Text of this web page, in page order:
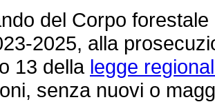
del Corpo
2025, alla
13 della legge
senza nuovi o